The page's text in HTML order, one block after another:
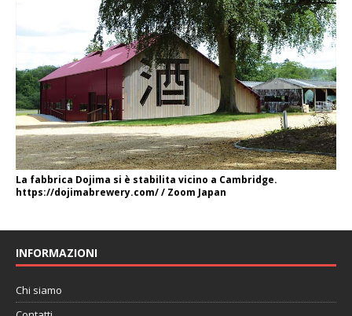
La fabbrica Dojima si è stabilita vicino a Cambridge.
https://dojimabrewery.com/ / Zoom Japan
INFORMAZIONI
Chi siamo